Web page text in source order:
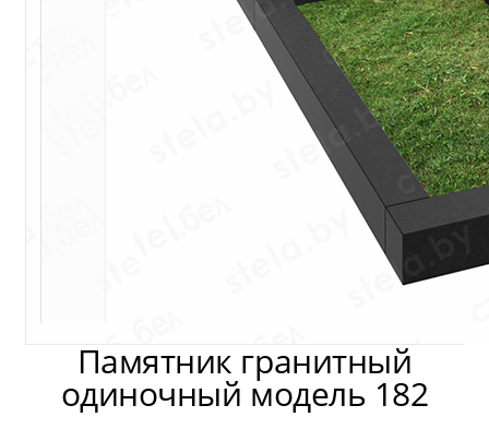
Памятник гранитный
одиночный модель 182